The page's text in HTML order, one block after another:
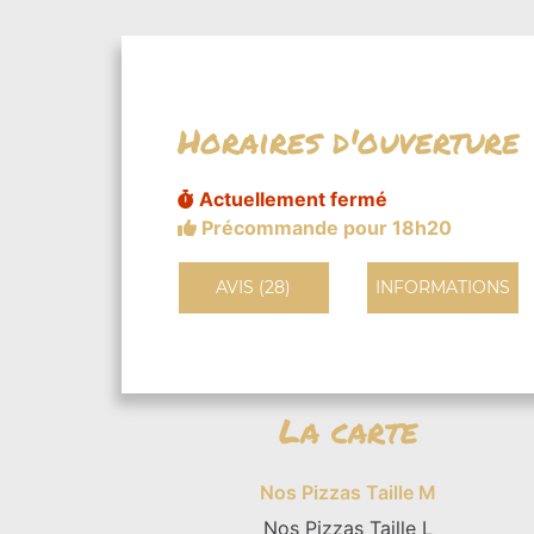
Horaires d'ouverture
Actuellement fermé
Précommande pour 18h20
AVIS (28) INFORMATIONS
La carte
Nos Pizzas Taille M
Nos Pizzas Taille L